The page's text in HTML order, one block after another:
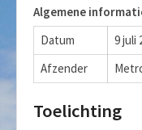
Algemene
Datum
9 juli
Afzender
Toelichting